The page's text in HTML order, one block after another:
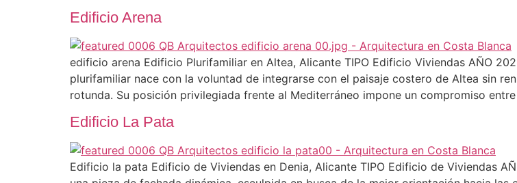
Edificio Arena
edificio arena Edificio Plurifamiliar en Altea, Alicante TIPO Edificio Viviendas AÑO
plurifamiliar nace con la voluntad de integrarse con el paisaje costero de Altea sin
rotunda. Su posición privilegiada frente al Mediterráneo impone un compromiso
Edificio La Pata
Edificio la pata Edificio de Viviendas en Denia, Alicante TIPO Edificio de Viviendas